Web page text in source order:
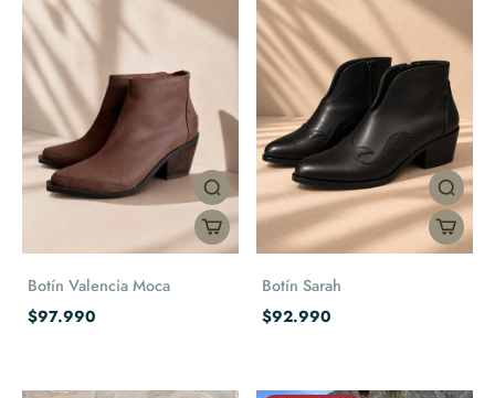
Botín Valencia Moca
$97.990
Botín Sarah
$92.990